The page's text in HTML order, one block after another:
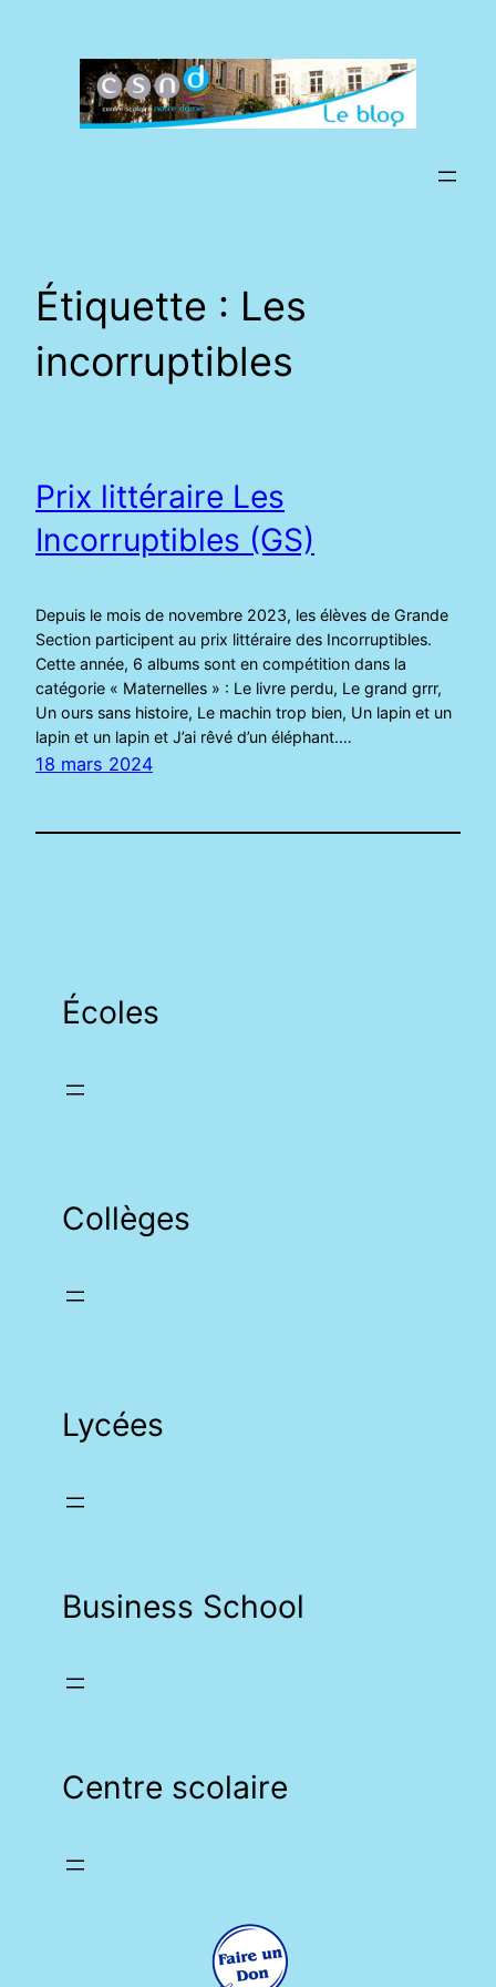
Étiquette : Les
incorruptibles
Prix littéraire Les
Incorruptibles (GS)
Depuis le mois de novembre 2023, les élèves de Grande
Section participent au prix littéraire des Incorruptibles.
Cette année, 6 albums sont en compétition dans la
catégorie « Maternelles » : Le livre perdu, Le grand grrr,
Un ours sans histoire, Le machin trop bien, Un lapin et un
lapin et un lapin et J’ai rêvé d’un éléphant.…
18 mars 2024
Écoles
Collèges
Lycées
Business School
Centre scolaire